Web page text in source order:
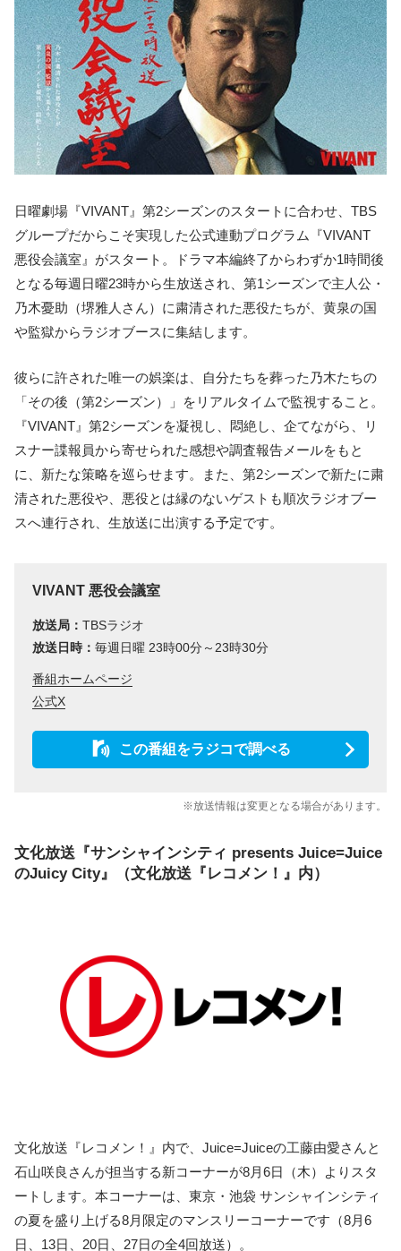
日曜劇場『VIVANT』第2シーズンのスタートに合わせ、TBS
グループだからこそ実現した公式連動プログラム『VIVANT
悪役会議室』がスタート。ドラマ本編終了からわずか1時間後
となる毎週日曜23時から生放送され、第1シーズンで主人公・
乃木憂助（堺雅人さん）に粛清された悪役たちが、黄泉の国
や監獄からラジオブースに集結します。
彼らに許された唯一の娯楽は、自分たちを葬った乃木たちの
「その後（第2シーズン）」をリアルタイムで監視すること。
『VIVANT』第2シーズンを凝視し、悶絶し、企てながら、リ
スナー諜報員から寄せられた感想や調査報告メールをもと
に、新たな策略を巡らせます。また、第2シーズンで新たに粛
清された悪役や、悪役とは縁のないゲストも順次ラジオブー
スへ連行され、生放送に出演する予定です。
VIVANT 悪役会議室
放送局： TBSラジオ
放送日時： 毎週日曜 23時00分～23時30分
番組ホームページ
公式X
この番組をラジコで調べる
※放送情報は変更となる場合があります。
文化放送『サンシャインシティ presents Juice=Juice
のJuicy City』（文化放送『レコメン！』内）
文化放送『レコメン！』内で、Juice=Juiceの工藤由愛さんと
石山咲良さんが担当する新コーナーが8月6日（木）よりスタ
ートします。本コーナーは、東京・池袋 サンシャインシティ
の夏を盛り上げる8月限定のマンスリーコーナーです（8月6
日、13日、20日、27日の全4回放送）。